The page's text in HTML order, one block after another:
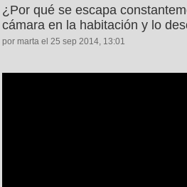
¿Por qué se escapa
cámara en la habitación y lo
por marta el 25 sep 2014, 13:01